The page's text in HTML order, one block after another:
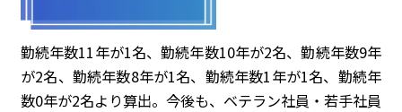
勤続年数11年が1名、勤続年数10年が2名、勤続年数9年
が2名、勤続年数8年が1名、勤続年数1年が1名、勤続年
数0年が2名より算出。今後も、ベテラン社員・若手社員